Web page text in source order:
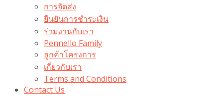
การจัดส่ง
ยืนยันการชำระเงิน
ร่วมงานกับเรา
Pennello Family
ลูกค้าโครงการ
เกี่ยวกับเรา
Terms and Conditions
Contact Us